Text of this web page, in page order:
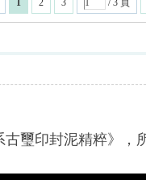
1 2 3 / 3 頁
古璽印封泥精粹》，